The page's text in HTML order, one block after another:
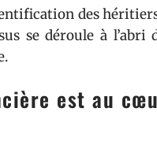
des
se déroule à
est au